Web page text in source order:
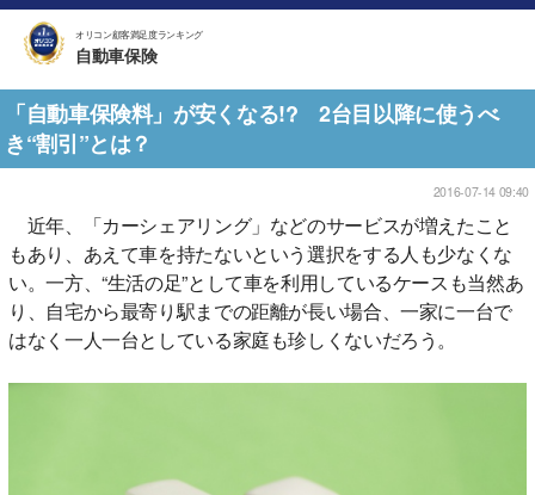
オリコン顧客満足度ランキング
自動車保険
「自動車保険料」が安くなる!? 2台目以降に使うべ
き“割引”とは？
2016-07-14 09:40
近年、「カーシェアリング」などのサービスが増えたこと
もあり、あえて車を持たないという選択をする人も少なくな
い。一方、“生活の足”として車を利用しているケースも当然あ
り、自宅から最寄り駅までの距離が長い場合、一家に一台で
はなく一人一台としている家庭も珍しくないだろう。